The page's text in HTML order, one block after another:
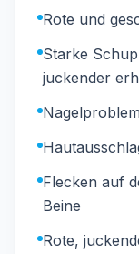
Rote und
Starke
juckender
Flecken auf
Beine
Rote,